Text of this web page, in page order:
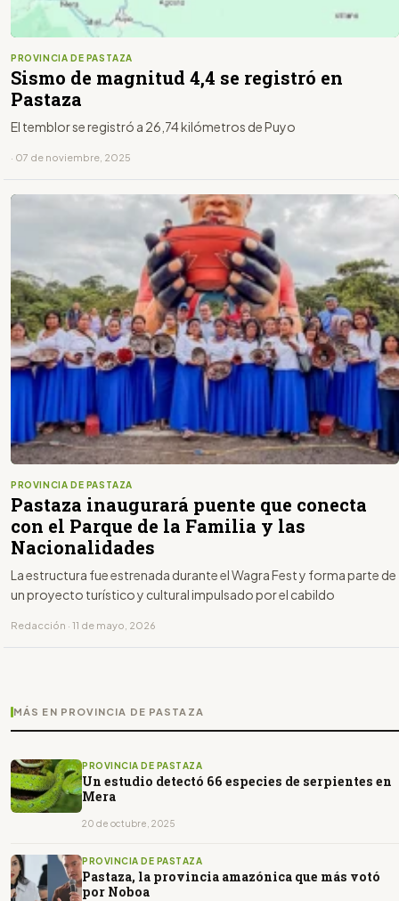
PROVINCIA DE PASTAZA
Sismo de magnitud 4,4 se registró en
Pastaza
El temblor se registró a 26,74 kilómetros de Puyo
· 07 de noviembre, 2025
PROVINCIA DE PASTAZA
Pastaza inaugurará puente que conecta
con el Parque de la Familia y las
Nacionalidades
La estructura fue estrenada durante el Wagra Fest y forma parte de
un proyecto turístico y cultural impulsado por el cabildo
Redacción · 11 de mayo, 2026
MÁS EN PROVINCIA DE PASTAZA
PROVINCIA DE PASTAZA
Un estudio detectó 66 especies de serpientes en
Mera
20 de octubre, 2025
PROVINCIA DE PASTAZA
Pastaza, la provincia amazónica que más votó
por Noboa